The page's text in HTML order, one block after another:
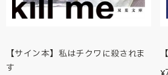
【サイン本】私はチクワに殺されま
す
¥